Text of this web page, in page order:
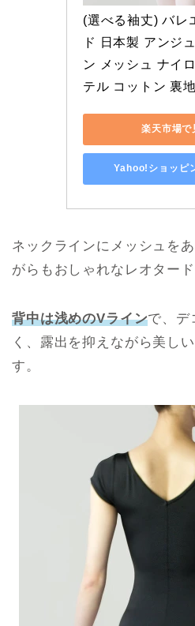
(選べる袖丈) バレ
ド 日本製 アンジ
ン メッシュ ナイ
テル コットン 裏
楽天市場で
Yahoo!ショッピ
ネックラインにメッシュを
がらもおしゃれなレオタード
背中は浅めのVラインで、デ
く、露出を抑えながら美し
す。